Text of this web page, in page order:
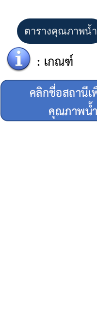
ตารางคุณภาพน้ำ